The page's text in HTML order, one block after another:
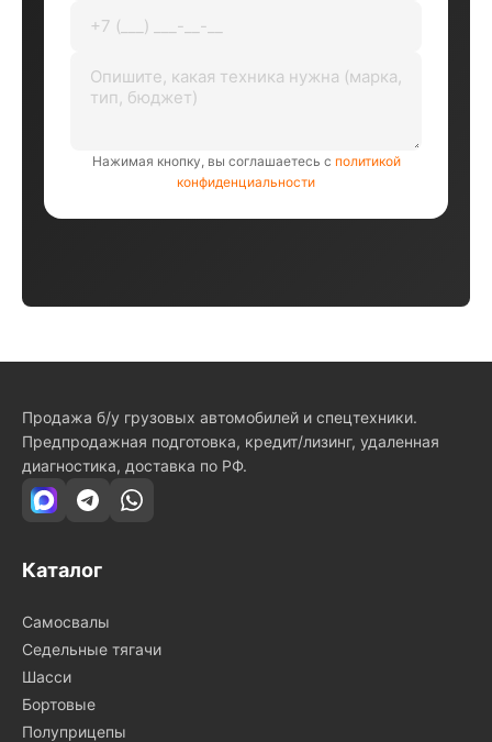
Нажимая кнопку, вы соглашаетесь с политикой
конфиденциальности
Продажа б/у грузовых автомобилей и спецтехники.
Предпродажная подготовка, кредит/лизинг, удаленная
диагностика, доставка по РФ.
Каталог
Самосвалы
Седельные тягачи
Шасси
Бортовые
Полуприцепы